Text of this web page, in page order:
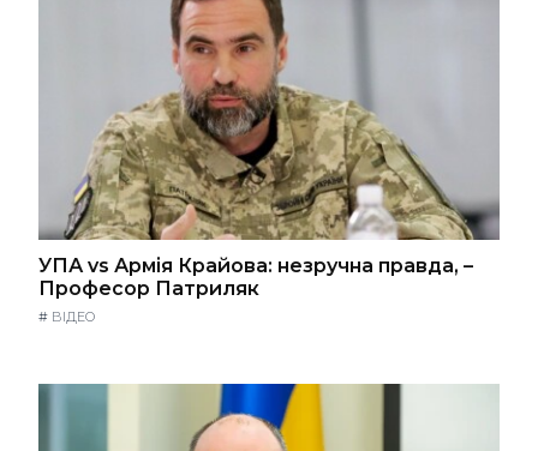
УПА vs Армія Крайова: незручна правда, –
Професор Патриляк
# ВІДЕО